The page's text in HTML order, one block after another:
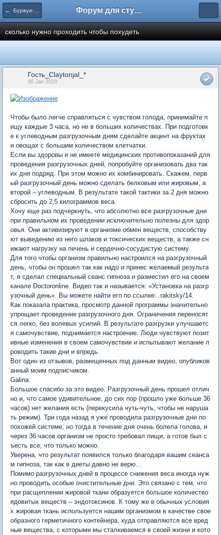
← Буржуи-обманщики Форум для студента СГА
сколько нужно проходить чтобы похудеть
Гость_Claytonjal_*
30 Jan 2020
Чтобы было легче справляться с чувством голода, принимайте п
ищу каждые 3 часа, но не в больших количествах. При подготовк
е к углеводным разгрузочным дням сделайте акцент на фруктах
и овощах с большим количеством клетчатки.
Если вы здоровы и не имеете медицинских противопоказаний для
проведения разгрузочных дней, попробуйте организовать два так
их дня подряд. При этом можно их комбинировать. Скажем, перв
ый разгрузочный день можно сделать белковым или жировым, а
второй – углеводным. В результате такой тактики за 2 дня можно
сбросить до 2,5 килограммов веса.
Хочу еще раз подчеркнуть, что абсолютно все разгрузочные дни
при правильном их проведении исключительно полезны для здор
овья. Они активизируют в организме обмен веществ, способству
ют выведению из него шлаков и токсических веществ, а также сн
ижают нагрузку на печень и сердечно-сосудистую систему.
Для того чтобы организм правильно настроился на разгрузочный
день, чтобы он прошел так как надо и принес желаемый результа
т, я сделал специальный сеанс гипноза и разместил его на своем
канале Doctoronline. Видео так и называется: «Установка на разгр
узочный день». Вы можете найти его по ссылке: .rakitsky/14.
Как показала практика, просмотр данной программы значительно
упрощает проведение разгрузочного дня. Ограничения переносят
ся легко, без волевых усилий. В результате разгрузки улучшаетс
я самочувствие, поднимается настроение. Люди чувствуют позит
ивные изменения в своем самочувствии и испытывают желание п
роводить такие дни и впредь.
Вот один из отзывов, размещенных под данным видео, опубликов
анный моим подписчиком.
Galina:
Большое спасибо за это видео. Разгрузочный день прошел отлич
но и, что самое удивительное, до сих пор (прошло уже больше 36
часов) нет желания есть (перекусила чуть-чуть, чтобы не наруша
ть режим). Три года назад я уже проводила разгрузочные дни по
похожей системе, но тогда в течение дня очень болела голова, и
через 36 часов организм не просто требовал пищи, а готов был с
ъесть все, что только можно.
Уверена, что результат появился только благодаря вашим сеанса
м гипноза, так как в диеты давно не верю…
Помимо разгрузочных дней в процессе снижения веса иногда нуж
но проводить особые очистительные дни. Это связано с тем, что
при расщеплении жировой ткани образуется большое количество
ядовитых веществ – эндотоксинов. К тому же в обычных условия
х жировая ткань используется нашим организмом в качестве свое
образного герметичного контейнера, куда отправляются все вред
ные вещества, с которыми мы сталкиваемся в своей жизни и кото